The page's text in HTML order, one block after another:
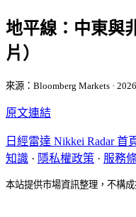
地平線：中東與
片）
來源：Bloomberg Markets ·
原文連結
日經雷達 Nikkei Radar 首
知識 · 隱私權政策 · 服務
本站提供市場資訊整理，不構